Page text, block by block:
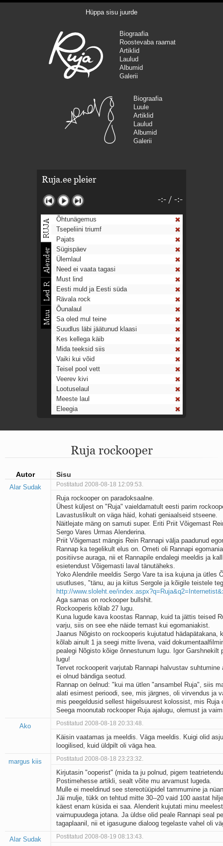
Hüppa sisu juurde
Biograafia
Roostevaba raamat
Artiklid
Laulud
Albumid
Galerii
Biograafia
Luule
Artiklid
Laulud
Albumid
Galerii
Ruja.ee pleier
-:- / -:-
Õhtunägemus
Tsepeliini triumf
Pajats
Sügispäev
Ülemlaul
Need ei vaata tagasi
Must lind
Eesti muld ja Eesti süda
Rävala rock
Õunalaul
Sa oled mul teine
Suudlus läbi jäätunud klaasi
Kes kellega käib
Mida teeksid siis
Vaiki kui võid
Teisel pool vett
Veerev kivi
Lootuselaul
Meeste laul
Eleegia
Ahtumine
Mu isamaa on minu arm
Ma mustas öös näen...
Aeg
Oota mind
Ih-ih-hii ja ah-ah-haa
Päikeselapsed
Laul võimalusest
Luigelaul
Nii vaikseks kõik on jäänud
Mis saab sellest loomusevalust
Ei mullast
Avanemine
Üleminek
Laul teost
Põhi, lõuna, ida, lääs
Elupõline kaja
Omaette
Perekondlik
Kassimäng
Läänemere lained
Üle müüri
Valgusemaastikud
Kaks pihtimust
Ahtumine
Braueri lint
Ruja rockooper
Autor Sisu
Alar Sudak Postitatud 2008-08-18 12:09:53.
Ruja rockooper on paradoksaalne.
Ühest küljest on "Ruja" vaieldamatult eesti parim
Lavastuslikult on väga häid, kohati geniaalseid stseene.
Näitlejate mäng on samuti super. Eriti Priit Võigemast
Sergo Vares Urmas Alenderina.
Priit Võigemast mängis Rein Rannapi välja paadunud
Rannap ka tegelikult elus on. Ometi oli Rannapi
positiivse auraga, nii et Rannapile endalegi meeldis ja
esietendust Võigemasti laval tänutäheks.
Yoko Alendrile meeldis Sergo Vare ta isa kujuna ja ütles
usutluses, "tänu, au ja kiitus Sergole ja kõigile teistele
http://www.sloleht.ee/
Aga samas on rockooper bullshit.
Rockooperis kõlab 27 lugu.
Kuna lugude kava koostas Rannap, kuid ta jättis teised
varju, siis on see ehe näide temast kui egomaniakist.
Jaanus Nõgisto on rockooperis kujutatud hädapätakana,
kõlab ainult 1 ja seegi mitte livena, vaid
pealegi Nõgisto kõige õnnestunum lugu. Igor Garshnekilt
lugu!
Tervet rockooperit varjutab Rannapi halvustav suhtumine
ei olnud bändiga seotud.
Rannap on öelnud: "kui ma ütlen "ansambel Ruja", siis
alati esimest perioodi, see, mis järgnes, oli virvendus ja
mis peegeldusid sellest hiigelsuurest kolossist, mis Ruja
Seega moonutab rockooper Ruja ajalugu, olemust ja
Ako Postitatud 2008-08-18 20:33:48.
Käisin vaatamas ja meeldis. Väga meeldis. Kuigi olid
loogilised, kuid üldpilt oli väga hea.
margus kiis Postitatud 2008-08-18 23:23:32.
Kirjutasin "ooperist" (mida ta ju polnud, pigem
Postimehesse artikli, sealt võite mu arvamust lugeda.
Mulle ei meeldinud see stereotüüpidel tammumine ja
Jäi mulje, tükk on tehtud mitte 30--20 vaid 100 aastat
käest enam küsida ei saa. Alenderit kujutati minu
vaimupuudega jotana. Ja üldse olid peale Rannapi seal
tagaplaanil, nii et igasugune dialoog tegelaste vahel oli
Alar Sudak Postitatud 2008-08-19 08:13:43.